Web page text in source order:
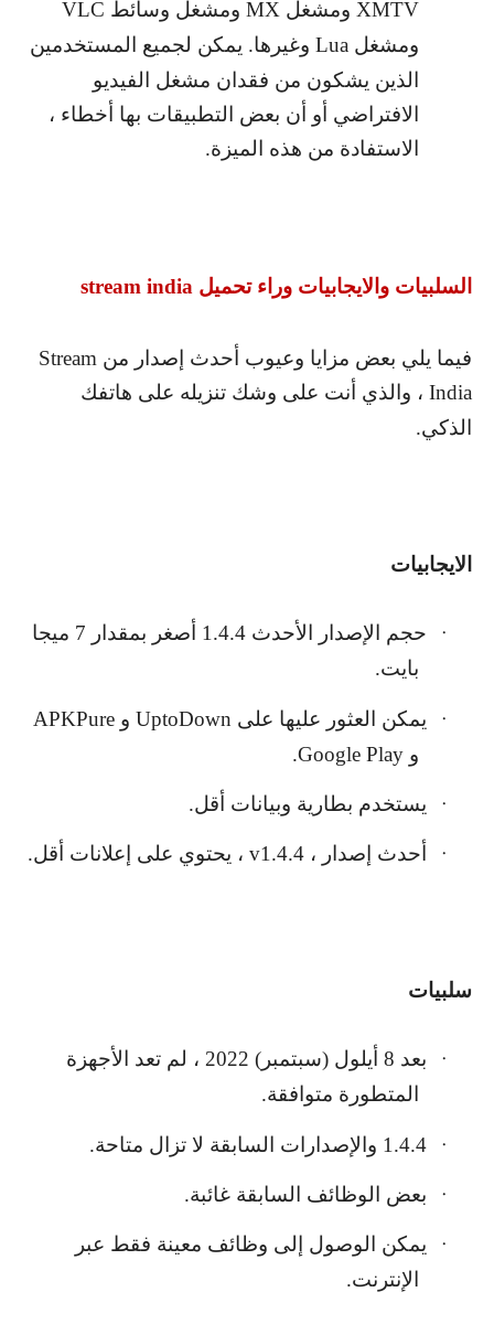
XMTV ومشغل MX ومشغل وسائط VLC
ومشغل Lua وغيرها. يمكن لجميع المستخدمين
الذين يشكون من فقدان مشغل الفيديو
الافتراضي أو أن بعض التطبيقات بها أخطاء ،
الاستفادة من هذه الميزة.
السلبيات والايجابيات وراء تحميل stream india
فيما يلي بعض مزايا وعيوب أحدث إصدار من Stream
India ، والذي أنت على وشك تنزيله على هاتفك
الذكي.
الايجابيات
·
حجم الإصدار الأحدث 1.4.4 أصغر بمقدار 7 ميجا
بايت.
· يمكن العثور عليها على UptoDown و APKPure
و Google Play
.
· يستخدم بطارية وبيانات أقل.
· أحدث إصدار ، v1.4.4 ، يحتوي على إعلانات أقل.
سلبيات
·
بعد 8 أيلول (سبتمبر) 2022 ، لم تعد الأجهزة
المتطورة متوافقة.
· 1.4.4 والإصدارات السابقة لا تزال متاحة.
· بعض الوظائف السابقة غائبة.
·
يمكن الوصول إلى وظائف معينة فقط عبر
الإنترنت.